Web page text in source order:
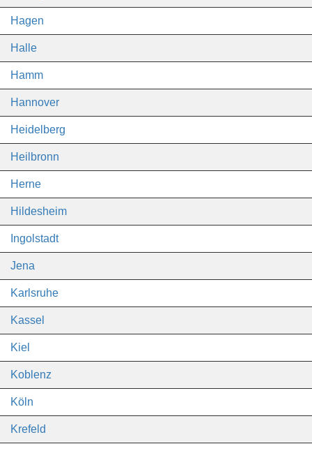
Hagen
Halle
Hamm
Hannover
Heidelberg
Heilbronn
Herne
Hildesheim
Ingolstadt
Jena
Karlsruhe
Kassel
Kiel
Koblenz
Köln
Krefeld